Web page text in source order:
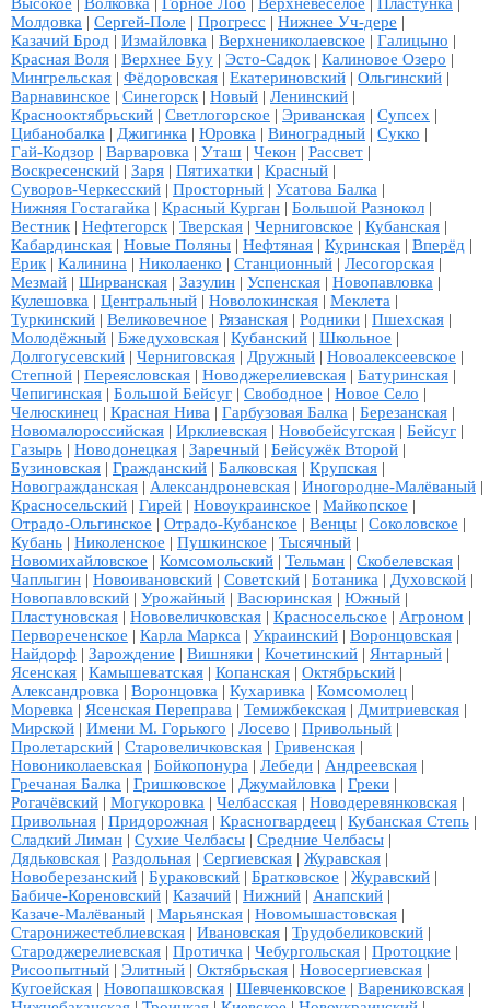
Высокое Волковка Горное Лоо Верхневеселое Пластунка
Молдовка | Сергей-Поле | Прогресс | Нижнее Уч-дере |
Казачий Брод | Измайловка | Верхнениколаевское | Галицыно |
Красная Воля | Верхнее Буу | Эсто-Садок| Калиновое Озеро |
Мингрельская | Фёдоровская | Екатериновский | Ольгинский |
Варнавинское | Синегорск| Новый | Ленинский |
Краснооктябрьский | Светлогорское | Эриванская | Супсех |
Цибанобалка | Джигинка | Юровка | Виноградный | Сукко |
Гай-Кодзор | Варваровка | Уташ | Чекон | Рассвет |
Воскресенский | Заря | Пятихатки | Красный |
Суворов-Черкесский | Просторный | Усатова Балка |
Нижняя Гостагайка | Красный Курган | Большой Разнокол |
Вестник| Нефтегорск| Тверская | Черниговское | Кубанская |
Кабардинская | Новые Поляны | Нефтяная | Куринская | Вперёд |
Ерик| Калинина | Николаенко | Станционный | Лесогорская |
Мезмай | Ширванская | Зазулин | Успенская | Новопавловка |
Кулешовка | Центральный | Новолокинская | Меклета |
Туркинский | Великовечное | Рязанская | Родники | Пшехская |
Молодёжный | Бжедуховская | Кубанский | Школьное |
Долгогусевский | Черниговская | Дружный | Новоалексеевское |
Степной | Переясловская | Новоджерелиевская | Батуринская |
Чепигинская | Большой Бейсуг | Свободное | Новое Село |
Челюскинец | Красная Нива | Гарбузовая Балка | Березанская |
Новомалороссийская | Ирклиевская | Новобейсугская | Бейсуг |
Газырь | Новодонецкая | Заречный | Бейсужёк Второй |
Бузиновская | Гражданский | Балковская | Крупская |
Новогражданская | Александроневская | Иногородне-Малёваный |
Красносельский | Гирей | Новоукраинское | Майкопское |
Отрадо-Ольгинское | Отрадо-Кубанское | Венцы | Соколовское |
Кубань | Николенское | Пушкинское | Тысячный |
Новомихайловское | Комсомольский | Тельман | Скобелевская |
Чаплыгин | Новоивановский | Советский | Ботаника | Духовской |
Новопавловский | Урожайный | Васюринская | Южный |
Пластуновская | Нововеличковская | Красносельское | Агроном |
Первореченское | Карла Маркса | Украинский | Воронцовская |
Найдорф | Зарождение | Вишняки | Кочетинский | Янтарный |
Ясенская | Камышеватская | Копанская | Октябрьский |
Александровка | Воронцовка | Кухаривка | Комсомолец |
Моревка | Ясенская Переправа | Темижбекская | Дмитриевская |
Мирской | Имени М. Горького | Лосево | Привольный |
Пролетарский | Старовеличковская | Гривенская |
Новониколаевская | Бойкопонура | Лебеди | Андреевская |
Гречаная Балка | Гришковское | Джумайловка | Греки |
Рогачёвский | Могукоровка | Челбасская | Новодеревянковская |
Привольная | Придорожная | Красногвардеец | Кубанская Степь |
Сладкий Лиман | Сухие Челбасы | Средние Челбасы |
Дядьковская | Раздольная | Сергиевская | Журавская |
Новоберезанский | Бураковский | Братковское | Журавский |
Бабиче-Кореновский | Казачий | Нижний | Анапский |
Казаче-Малёваный | Марьянская | Новомышастовская |
Старонижестеблиевская | Ивановская | Трудобеликовский |
Староджерелиевская | Протичка | Чебургольская | Протоцкие |
Рисоопытный | Элитный | Октябрьская | Новосергиевская |
Кугоейская | Новопашковская | Шевченковское | Варениковская |